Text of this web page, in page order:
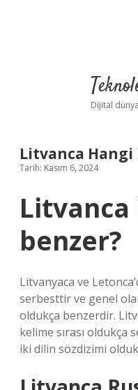
Dijital
Litvanca Hangi
Tarih: Kasım 6, 2024
benzer?
Litvanyaca ve
serbesttir ve genel
oldukça benzerdir.
kelime sırası
iki dilin sözdizimi